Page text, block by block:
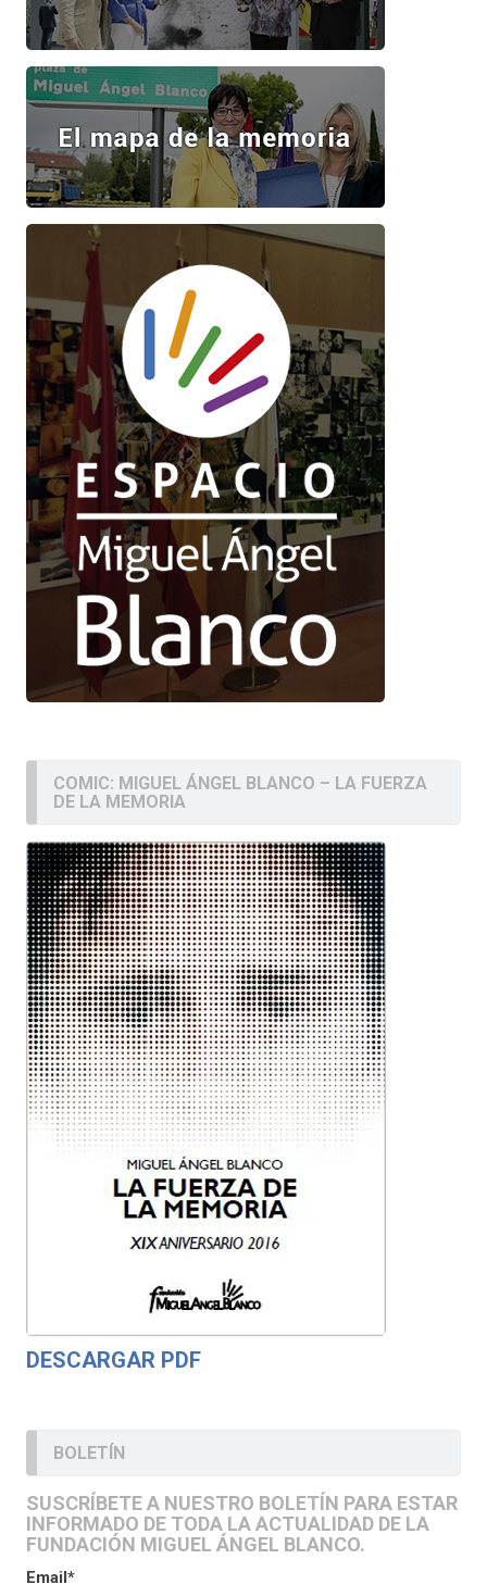
COMIC: MIGUEL ÁNGEL BLANCO – LA FUERZA
DE LA MEMORIA
DESCARGAR PDF
BOLETÍN
SUSCRÍBETE A NUESTRO BOLETÍN PARA ESTAR
INFORMADO DE TODA LA ACTUALIDAD DE LA
FUNDACIÓN MIGUEL ÁNGEL BLANCO.
Email*